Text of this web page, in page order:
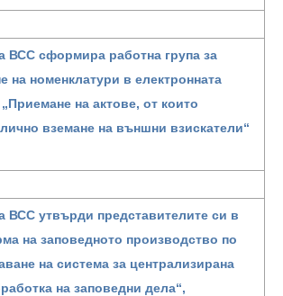
ВСС сформира работна група за
на номенклатури в електронната
на актове, от които
вземане на външни взискатели“
ВСС утвърди представителите си в
на заповедното производство по
на система за централизирана
на заповедни дела“,